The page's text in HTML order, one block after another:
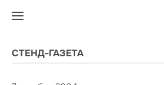
СТЕНД-ГАЗЕТА